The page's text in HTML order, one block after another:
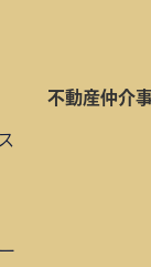
不動産仲介